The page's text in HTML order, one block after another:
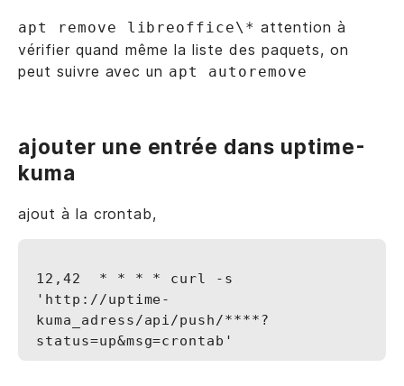
apt remove libreoffice\* attention à
vérifier quand même la liste des paquets, on
peut suivre avec un apt autoremove
ajouter une entrée dans uptime-
kuma
ajout à la crontab,
12,42  * * * * curl -s
'http://uptime-
kuma_adress/api/push/****?